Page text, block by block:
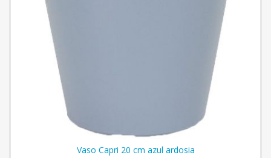
Vaso Capri 20 cm azul ardosia